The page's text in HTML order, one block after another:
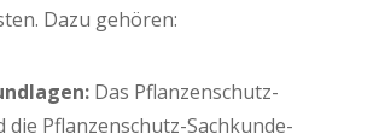
Dazu gehören:
Das Pflan­zen­schutz­
die Pflan­zen­schutz-Sach­kun­de­